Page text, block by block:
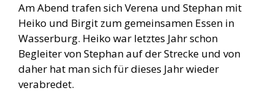
Am Abend trafen sich Verena und Stephan mit
Heiko und Birgit zum gemeinsamen Essen in
Wasserburg. Heiko war letztes Jahr schon
Begleiter von Stephan auf der Strecke und von
daher hat man sich für dieses Jahr wieder
verabredet.